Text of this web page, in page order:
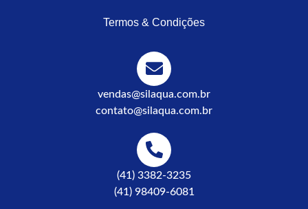
Termos & Condições
vendas@silaqua.com.br
contato@silaqua.com.br
(41) 3382-3235
(41) 98409-6081